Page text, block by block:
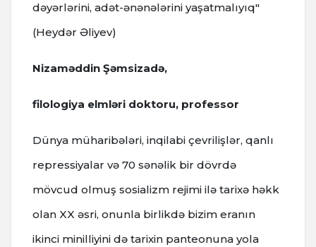
dəyərlərini, adət-ənənələrini yaşatmalıyıq"
(Heydər Əliyev)
Nizaməddin Şəmsizadə,
filologiya elmləri doktoru, professor
Dünya müharibələri, inqilabi çevrilişlər, qanlı
repressiyalar və 70 sənəlik bir dövrdə
mövcud olmuş sosializm rejimi ilə tarixə həkk
olan XX əsri, onunla birlikdə bizim eranın
ikinci minilliyini də tarixin panteonuna yola